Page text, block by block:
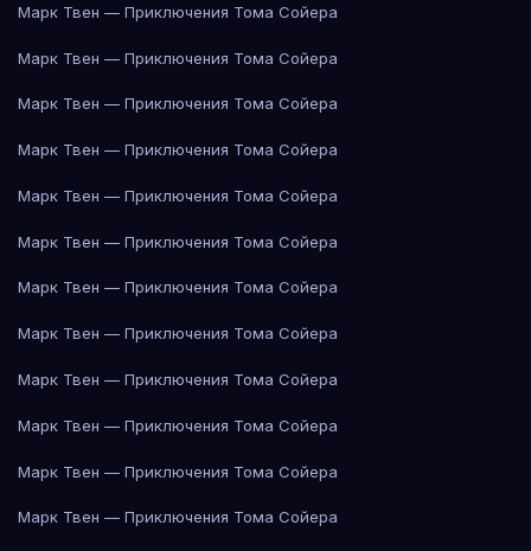
Марк Твен — Приключения Тома Сойера
Марк Твен — Приключения Тома Сойера
Марк Твен — Приключения Тома Сойера
Марк Твен — Приключения Тома Сойера
Марк Твен — Приключения Тома Сойера
Марк Твен — Приключения Тома Сойера
Марк Твен — Приключения Тома Сойера
Марк Твен — Приключения Тома Сойера
Марк Твен — Приключения Тома Сойера
Марк Твен — Приключения Тома Сойера
Марк Твен — Приключения Тома Сойера
Марк Твен — Приключения Тома Сойера